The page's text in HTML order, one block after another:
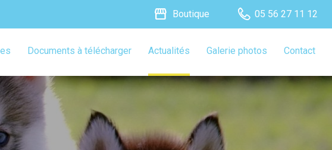
storefront Boutique 05 56 27 11 12
Documents à télécharger Actualités Galerie photos Contact